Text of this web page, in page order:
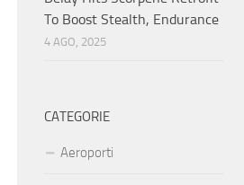
To Boost Stealth, Endurance
4 AGO, 2025
CATEGORIE
Aeroporti